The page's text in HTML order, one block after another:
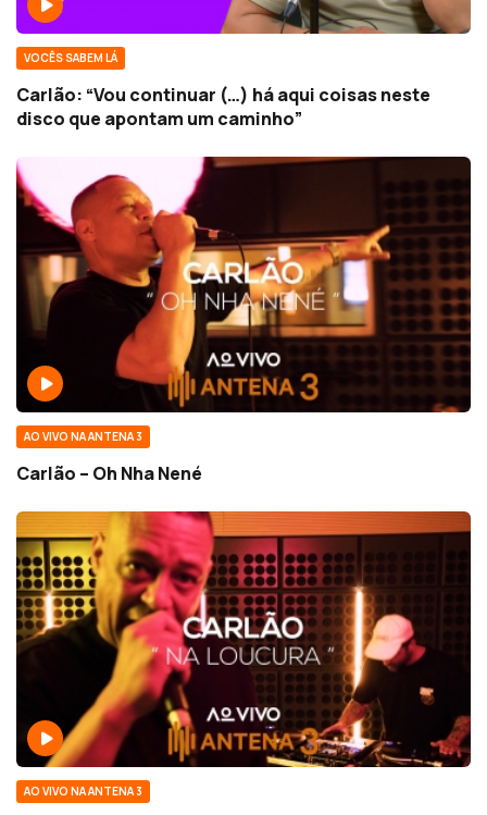
VOCÊS SABEM LÁ
Carlão: “Vou continuar (…) há aqui coisas neste
disco que apontam um caminho”
AO VIVO NA ANTENA 3
Carlão – Oh Nha Nené
AO VIVO NA ANTENA 3